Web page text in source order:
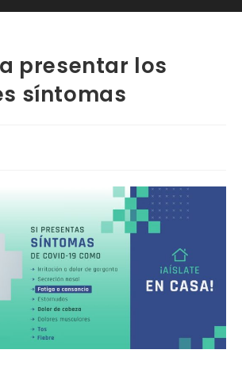
presentar los
síntomas